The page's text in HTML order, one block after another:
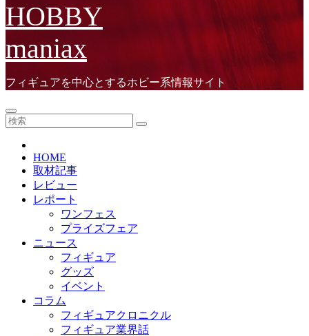
HOBBY
maniax
フィギュアを中心とするホビー系情報サイト
HOME
取材記事
レビュー
レポート
ワンフェス
プライズフェア
ニュース
フィギュア
グッズ
イベント
コラム
フィギュアクロニクル
フィギュア業界話